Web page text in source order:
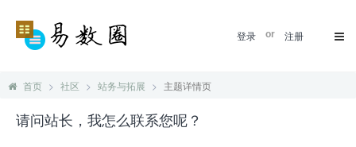
登录 or 注册
首页 社区 站务与拓展 主题详情页
请问站长，我怎么联系您呢？